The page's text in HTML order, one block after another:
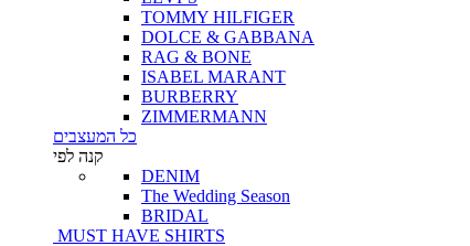
TOMMY HILFIGER
DOLCE & GABBANA
RAG & BONE
ISABEL MARANT
BURBERRY
ZIMMERMANN
כל המעצבים
קנה לפי
DENIM
The Wedding Season
BRIDAL
MUST HAVE SHIRTS